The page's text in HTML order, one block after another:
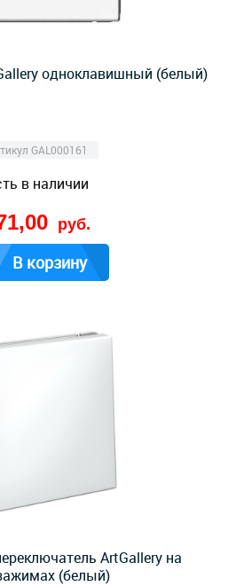
одноклавишный (белый)
GAL000161
в наличии
руб.
В корзину
ArtGallery на
(белый)